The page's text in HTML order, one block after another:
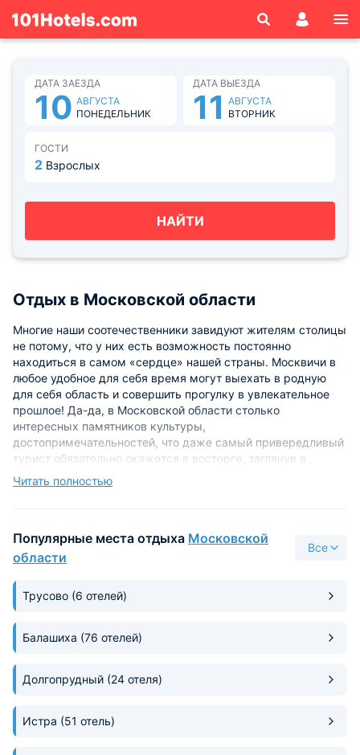
ДАТА ЗАЕЗДА
10 АВГУСТА
ПОНЕДЕЛЬНИК
ДАТА ВЫЕЗДА
11 АВГУСТА
ВТОРНИК
ГОСТИ
2 Взрослых
НАЙТИ
Отдых в Московской области
Многие наши соотечественники завидуют жителям столицы
не потому, что у них есть возможность постоянно
находиться в самом «сердце» нашей страны. Москвичи в
любое удобное для себя время могут выехать в родную
для себя область и совершить прогулку в увлекательное
прошлое! Да-да, в Московской области столько
интересных памятников культуры,
достопримечательностей, что даже самый привередливый
турист обязательно окажется в восторге, заглянув в
запоминающиеся уголки нашей области. Куда же сходить
приезжему? Что же посмотреть?
Николо-Прозорово, усадьбы Вороново…. Если вы
побываете хотя бы в одном из этих мест, можете даже не
возможность посетить, будучи в Московской области, и
дворец Троицкое-Кайнарджи. Просто невероятное по
АЗИМУТ Москва Тульская
Олимпик
А если хотите расслабиться на берегу чистейшего водоема
с удочкой, отправляйтесь на Бисерово озеро. Оно
находится неподалеку от столицы, так что добраться до
озера не составляет никакого труда, даже без личного
автотранспорта.
Читать полностью
Популярные места отдыха Московской
области
Все
Трусово (6 отелей)
Балашиха (76 отелей)
Долгопрудный (24 отеля)
Истра (51 отель)